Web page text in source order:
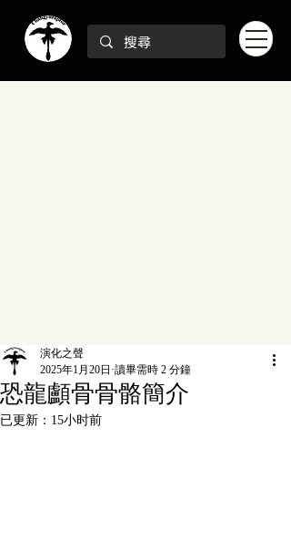
恐龍顱骨骨骼簡介
演化之聲
2025年1月20日 讀畢需時 2 分鐘
已更新： 15小时前